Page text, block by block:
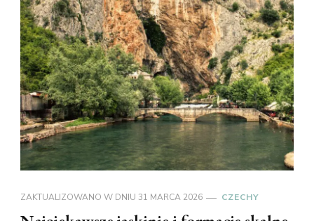
ZAKTUALIZOWANO W DNIU 31 MARCA 2026 CZECHY